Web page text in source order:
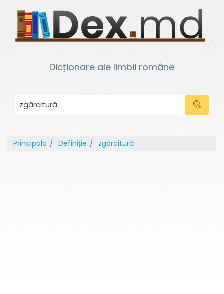
Dicționare ale limbii române
Principala Definiție zgârcitură